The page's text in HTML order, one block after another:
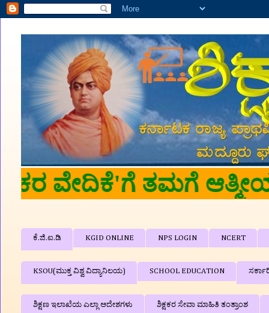
ಕೆ.ಜಿ.ಐ.ಡಿ KGID ONLINE NPS LOGIN NCERT
KSOU(ಮುಕ್ತ ವಿಶ್ವ ವಿದ್ಯಾನಿಲಯ) SCHOOL EDUCATION
ಶಿಕ್ಷಣ ಇಲಾಖೆಯ ಎಲ್ಲಾ ಆದೇಶಗಳು ಶಿಕ್ಷಕರ ಸೇವಾ ಮಾಹಿತಿ ತಂತ್ರಾಂಶ